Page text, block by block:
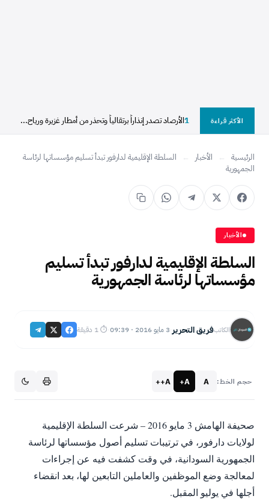
الأكثر قراءة 1الأرصاد تصدر إنذاراً برتقالياً وتحذر من أمطار غزيرة ورياح...
الرئيسية ← الأخبار ←
السلطة الإقليمية لدارفور تبدأ تسليم مؤسساتها لرئاسة
الجمهورية
الأخبار
السلطة الإقليمية لدارفور تبدأ تسليم
مؤسساتها لرئاسة الجمهورية
الكاتبفريق التحرير·3 مايو 2016 · 09:39 ·⏱ 1 دقيقة
حجم الخط: A
A+
A++
صحيفة الهامش 3 مايو 2016 – شرعت السلطة الإقليمية
لولايات دارفور، في ترتيبات تسليم أصول مؤسساتها لرئاسة
الجمهورية السودانية، في وقت كشفت فيه عن إجراءات
لمعالجة وضع الموظفين والعاملين التابعين لها، بعد انقضاء
أجلها في يوليو المقبل.